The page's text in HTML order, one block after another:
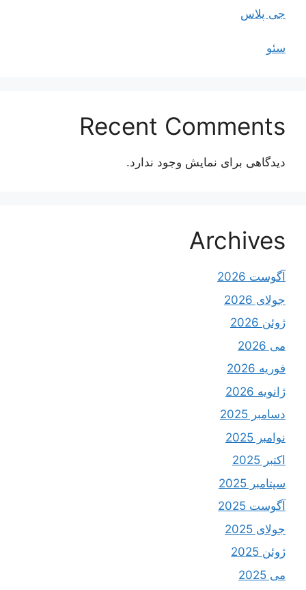
جی پلاس
سئو
Recent Comments
دیدگاهی برای نمایش وجود ندارد.
Archives
آگوست 2026
جولای 2026
ژوئن 2026
می 2026
فوریه 2026
ژانویه 2026
دسامبر 2025
نوامبر 2025
اکتبر 2025
سپتامبر 2025
آگوست 2025
جولای 2025
ژوئن 2025
می 2025